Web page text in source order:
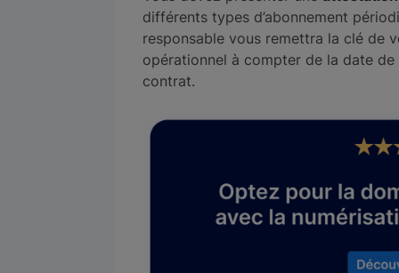
différents types d’abonnement
responsable vous remettra la clé de
opérationnel à compter de la date de
contrat.